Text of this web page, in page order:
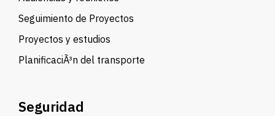
Seguimiento de Proyectos
Proyectos y estudios
PlanificaciÃ³n del transporte
Seguridad